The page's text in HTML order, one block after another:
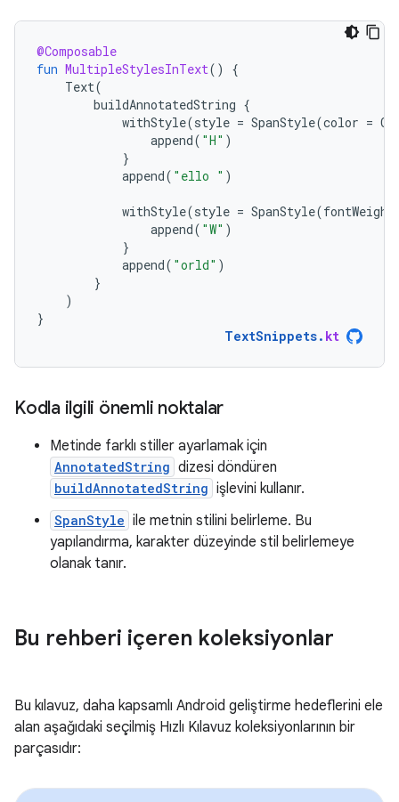
@Composable
fun MultipleStylesInText()
{
Text(
buildAnnotatedString {
withStyle(style = SpanStyle(color =
append( "H" )
}
append( "ello " )
withStyle(style = SpanStyle(fontWeight
append( "W" )
}
append( "orld" )
}
)
}
TextSnippets. kt
Kodla ilgili önemli noktalar
Metinde farklı stiller ayarlamak için
AnnotatedString dizesi döndüren
buildAnnotatedString işlevini kullanır.
SpanStyle ile metnin stilini belirleme. Bu
yapılandırma, karakter düzeyinde stil belirlemeye
olanak tanır.
Bu rehberi içeren koleksiyonlar
Bu kılavuz, daha kapsamlı Android geliştirme hedeflerini ele
alan aşağıdaki seçilmiş Hızlı Kılavuz koleksiyonlarının bir
parçasıdır: